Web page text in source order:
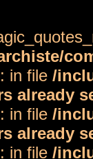
: in file /
already
: in file /
already
: in file /